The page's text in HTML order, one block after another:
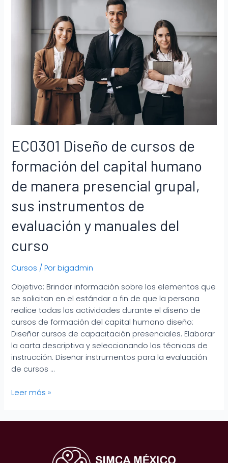
EC0301 Diseño de cursos de
formación del capital humano
de manera presencial grupal,
sus instrumentos de
evaluación y manuales del
curso
Cursos / Porbigadmin
Objetivo: Brindar información sobre los elementos que
se solicitan en el estándar a fin de que la persona
realice todas las actividades durante el diseño de
cursos de formación del capital humano diseño:
Diseñar cursos de capacitación presenciales. Elaborar
la carta descriptiva y seleccionando las técnicas de
instrucción. Diseñar instrumentos para la evaluación
de cursos …
Leer más »